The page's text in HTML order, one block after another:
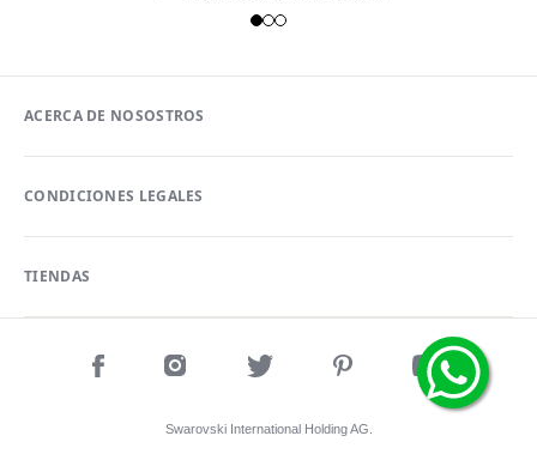
ACERCA DE NOSOSTROS
CONDICIONES LEGALES
TIENDAS
Swarovski International Holding AG.